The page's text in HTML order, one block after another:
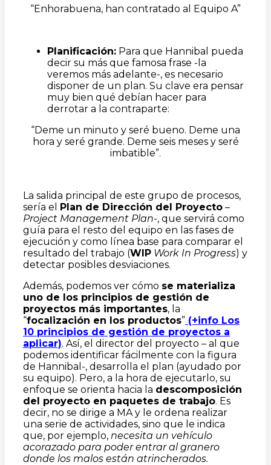
“Enhorabuena, han contratado al Equipo A”
Planificación: Para que Hannibal pueda
decir su más que famosa frase -la
veremos más adelante-, es necesario
disponer de un plan. Su clave era pensar
muy bien qué debían hacer para
derrotar a la contraparte:
“Deme un minuto y seré bueno. Deme una
hora y seré grande. Deme seis meses y seré
imbatible”.
La salida principal de este grupo de procesos,
sería el Plan de Dirección del Proyecto –
Project Management Plan-, que servirá como
guía para el resto del equipo en las fases de
ejecución y como línea base para comparar el
resultado del trabajo (WIP Work In Progress) y
detectar posibles desviaciones.
Además, podemos ver cómo se materializa
uno de los principios de gestión de
proyectos más importantes, la
“focalización en los productos” (+info Los
10 principios de gestión de proyectos a
aplicar). Así, el director del proyecto – al que
podemos identificar fácilmente con la figura
de Hannibal-, desarrolla el plan (ayudado por
su equipo). Pero, a la hora de ejecutarlo, su
enfoque se orienta hacia la descomposición
del proyecto en paquetes de trabajo. Es
decir, no se dirige a MA y le ordena realizar
una serie de actividades, sino que le indica
que, por ejemplo, necesita un vehículo
acorazado para poder entrar al granero
donde los malos están atrincherados.